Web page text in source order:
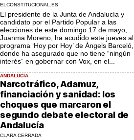
ELCONSTITUCIONAL.ES
El presidente de la Junta de Andalucía y
candidato por el Partido Popular a las
elecciones de este domingo 17 de mayo,
Juanma Moreno, ha acudido este jueves al
programa ‘Hoy por Hoy’ de Àngels Barceló,
donde ha asegurado que no tiene “ningún
interés” en gobernar con Vox, en el...
ANDALUCÍA
Narcotráfico, Adamuz,
financiación y sanidad: los
choques que marcaron el
segundo debate electoral de
Andalucía
CLARA CERRADA